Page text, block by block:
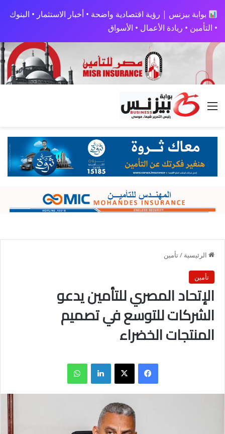
بوابة بيزنس | رؤية اقتصادية واضحة • أخبار الاستثمار • البنوك
• التأمين • ريادة الأعمال • الأسواق
القائمة
الرئيسية /تأمين
تأمين
الإتحاد المصري للتأمين يدعو
الشركات للتوسع في تصميم
المنتجات الخضراء
فيسبوك X لينكدإن